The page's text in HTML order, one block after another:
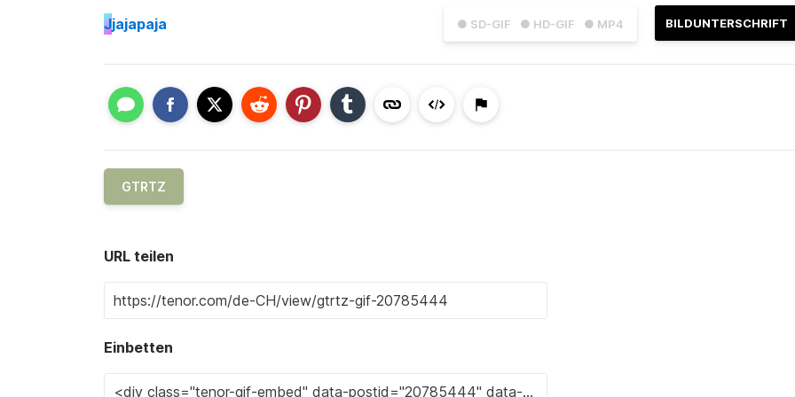
● SD-GIF ● HD-GIF ● MP4 BILDUNTERSCHRIFT
Jjajapaja
GTRTZ
URL teilen
Einbetten